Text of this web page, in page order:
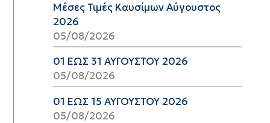
Μέσες Τιμές Καυσίμων Αύγουστος
2026
05/08/2026
01 ΕΩΣ 31 ΑΥΓΟΥΣΤΟΥ 2026
05/08/2026
01 ΕΩΣ 15 ΑΥΓΟΥΣΤΟΥ 2026
05/08/2026